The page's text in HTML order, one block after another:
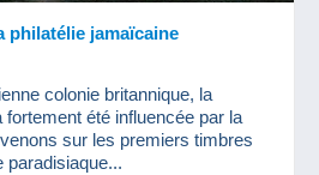
philatélie jamaïcaine
colonie britannique, la
fortement été influencée par la
sur les premiers timbres
paradisiaque...